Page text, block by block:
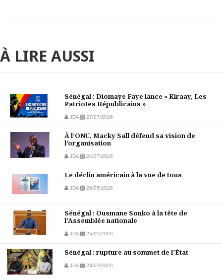
À LIRE AUSSI
Sénégal : Diomaye Faye lance « Kiraay, Les
Patriotes Républicains »
JDA 27/07/2026
À l’ONU, Macky Sall défend sa vision de
l’organisation
JDA 24/07/2026
Le déclin américain à la vue de tous
JDA 26/05/2026
Sénégal : Ousmane Sonko à la tête de
l’Assemblée nationale
JDA 26/05/2026
Sénégal : rupture au sommet de l’État
JDA 23/05/2026